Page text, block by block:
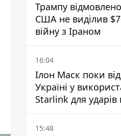
Трампу
США не виділив
війну з Іраном
16:04
Ілон Маск поки
Україні у
Starlink для ударів
території Росії –
15:48